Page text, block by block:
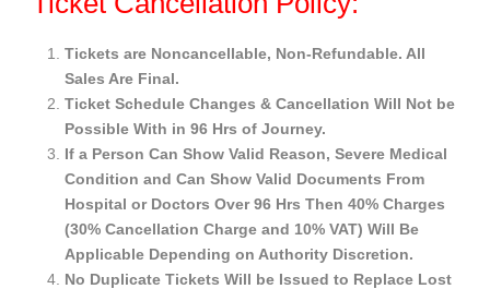
Tickets are Noncancellable, Non-Refundable. All
Sales Are Final.
Ticket Schedule Changes & Cancellation Will Not be
Possible With in 96 Hrs of Journey.
If a Person Can Show Valid Reason, Severe Medical
Condition and Can Show Valid Documents From
Hospital or Doctors Over 96 Hrs Then 40% Charges
(30% Cancellation Charge and 10% VAT) Will Be
Applicable Depending on Authority Discretion.
No Duplicate Tickets Will be Issued to Replace Lost